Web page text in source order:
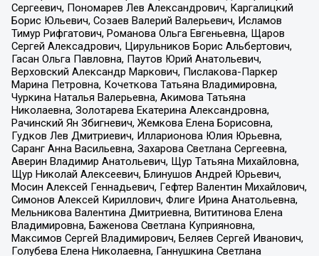
Сергеевич, Пономарев Лев Александрович, Каргалицкий
Борис Юльевич, Созаев Валерий Валерьевич, Исламов
Тимур Рифгатович, Романова Ольга Евгеньевна, Щаров
Сергей Алексадрович, Цирульников Борис Альбертович,
Гасан Ольга Павловна, Паутов Юрий Анатольевич,
Верховский Александр Маркович, Пислакова-Паркер
Марина Петровна, Кочеткова Татьяна Владимировна,
Чуркина Наталья Валерьевна, Акимова Татьяна
Николаевна, Золотарева Екатерина Александровна,
Рачинский Ян Збигневич, Жемкова Елена Борисовна,
Гудков Лев Дмитриевич, Илларионова Юлия Юрьевна,
Саранг Анна Васильевна, Захарова Светлана Сергеевна,
Аверин Владимир Анатольевич, Щур Татьяна Михайловна,
Щур Николай Алексеевич, Блинушов Андрей Юрьевич,
Мосин Алексей Геннадьевич, Гефтер Валентин Михайлович,
Симонов Алексей Кириллович, Флиге Ирина Анатольевна,
Мельникова Валентина Дмитриевна, Вититинова Елена
Владимировна, Баженова Светлана Куприяновна,
Максимов Сергей Владимирович, Беляев Сергей Иванович,
Голубева Елена Николаевна, Ганнушкина Светлана